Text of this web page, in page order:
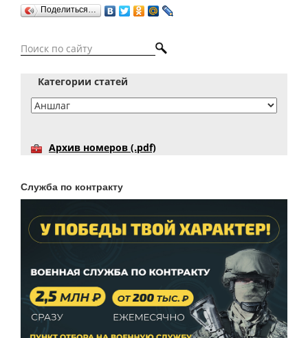
Поделиться…
Категории статей
Архив номеров (.pdf)
Служба по контракту